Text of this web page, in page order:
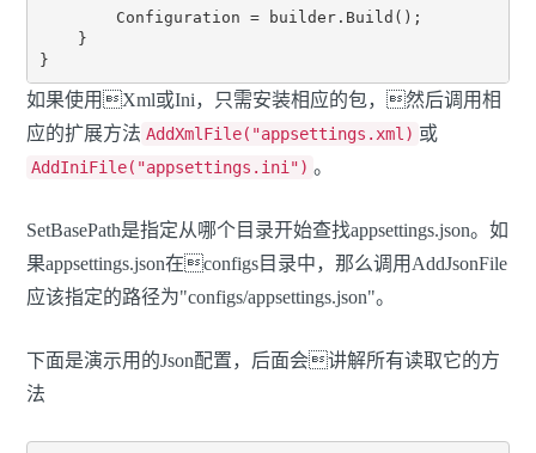
        Configuration = builder.Build();
    }
如果使用Xml或Ini，只需安装相应的包，然后调用相
应的扩展方法 AddXmlFile("appsettings.xml) 或
AddIniFile("appsettings.ini") 。
SetBasePath是指定从哪个目录开始查找appsettings.json。如
果appsettings.json在configs目录中，那么调用AddJsonFile
应该指定的路径为"configs/appsettings.json"。
下面是演示用的Json配置，后面会讲解所有读取它的方
法